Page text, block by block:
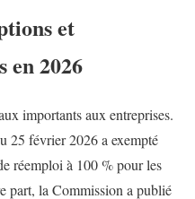
et
en 2026
importants aux entreprises.
25 février 2026 a exempté
réemploi à 100 % pour les
part, la Commission a publié